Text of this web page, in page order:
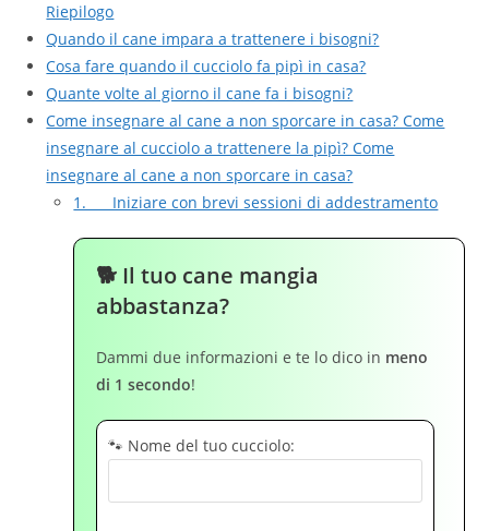
Riepilogo
Quando il cane impara a trattenere i bisogni?
Cosa fare quando il cucciolo fa pipì in casa?
Quante volte al giorno il cane fa i bisogni?
Come insegnare al cane a non sporcare in casa? Come
insegnare al cucciolo a trattenere la pipì? Come
insegnare al cane a non sporcare in casa?
1. Iniziare con brevi sessioni di addestramento
🐕 Il tuo cane mangia
abbastanza?
Dammi due informazioni e te lo dico in meno
di 1 secondo!
🐾 Nome del tuo cucciolo: